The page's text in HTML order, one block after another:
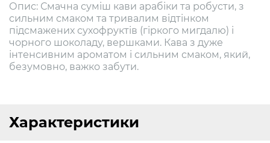
Опис: Смачна суміш кави арабіки та робусти, з
сильним смаком та тривалим відтінком
підсмажених сухофруктів (гіркого мигдалю) і
чорного шоколаду, вершками. Кава з дуже
інтенсивним ароматом і сильним смаком, який,
безумовно, важко забути.
Характеристики